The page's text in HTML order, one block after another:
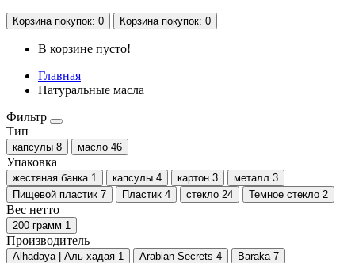
Корзина покупок: 0 Корзина покупок: 0
В корзине пусто!
Главная
Натуральные масла
Фильтр
Тип
капсулы 8 масло 46
Упаковка
жестяная банка 1 капсулы 4 картон 3 металл 3
Пищевой пластик 7 Пластик 4 стекло 24 Темное стекло 2
Вес нетто
200 грамм 1
Производитель
Alhadaya | Аль хадая 1 Arabian Secrets 4 Baraka 7